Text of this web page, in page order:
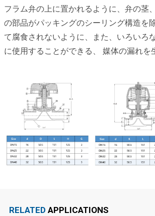
フラム弁の上に置かれるように、弁の茎
の部品がパッキングのシーリング構造を
て腐食されないように、また、いろいろ
に使用することができる、 媒体の漏れを
RELATED APPLICATIONS